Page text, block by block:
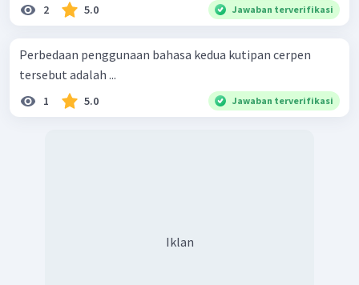
mengantarnya.), hiperbola (Deru motornya kian
2 5.0 Jawaban terverifikasi
Perbedaan penggunaan bahasa kedua kutipan cerpen
tersebut adalah ...
1 5.0 Jawaban terverifikasi
Iklan